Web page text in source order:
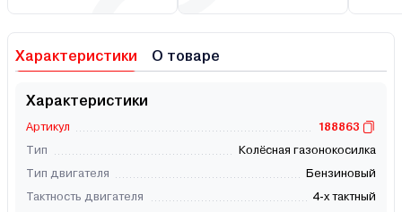
Характеристики О товаре
Характеристики
Артикул
188863
Тип
Колёсная газонокосилка
Тип двигателя
Бензиновый
Тактность двигателя
4-х тактный